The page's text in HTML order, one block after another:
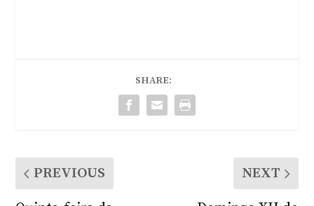
SHARE:
PREVIOUS
NEXT